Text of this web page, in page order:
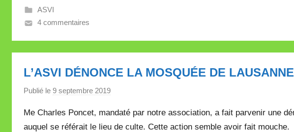
e
a
e
t
ASVI
4 commentaires
L’ASVI DÉNONCE LA MOSQUÉE DE
Publié le 9 septembre 2019
r
M
Me Charles Poncet, mandaté par notre association, a fait parvenir une
auquel se référait le lieu de culte. Cette action semble avoir fait mouche.